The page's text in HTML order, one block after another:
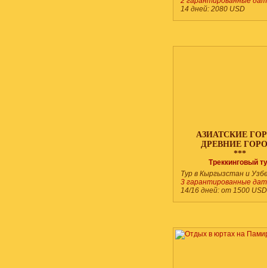
14 дней: 2080 USD
АЗИАТСКИЕ
ДРЕВНИЕ
***
Треккинговый
Тур в Кыргызстан и
3 гарантированные
14/16 дней: от 1500 USD